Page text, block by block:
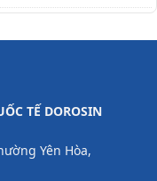
bài viết dưới đây sẽ
TẾ DOROSIN
Yên Hòa,